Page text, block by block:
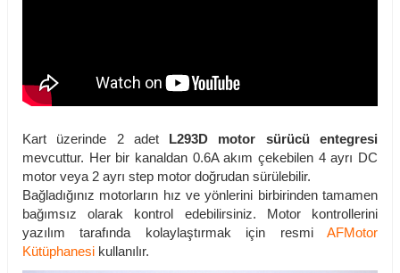
Kart üzerinde 2 adet
L293D motor sürücü entegresi
mevcuttur. Her bir kanaldan 0.6A akım çekebilen 4 ayrı DC
motor veya 2 ayrı step motor doğrudan sürülebilir.
Bağladığınız motorların hız ve yönlerini birbirinden tamamen
bağımsız olarak kontrol edebilirsiniz. Motor kontrollerini
yazılım tarafında kolaylaştırmak için resmi AFMotor
Kütüphanesi kullanılır.